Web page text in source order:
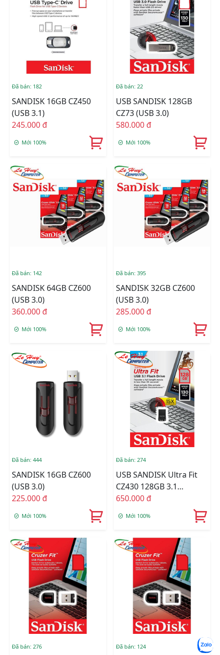
Đã bán: 182
SANDISK 16GB CZ450
(USB 3.1)
245.000 đ
Mới 100%
Đã bán: 22
USB SANDISK 128GB
CZ73 (USB 3.0)
580.000 đ
Mới 100%
Đã bán: 142
SANDISK 64GB CZ600
(USB 3.0)
360.000 đ
Mới 100%
Đã bán: 395
SANDISK 32GB CZ600
(USB 3.0)
285.000 đ
Mới 100%
Đã bán: 444
SANDISK 16GB CZ600
(USB 3.0)
225.000 đ
Mới 100%
Đã bán: 274
USB SANDISK Ultra Fit
CZ430 128GB 3.1
SDCZ430-0128G-G46
650.000 đ
Mới 100%
Đã bán: 276 Đã bán: 124